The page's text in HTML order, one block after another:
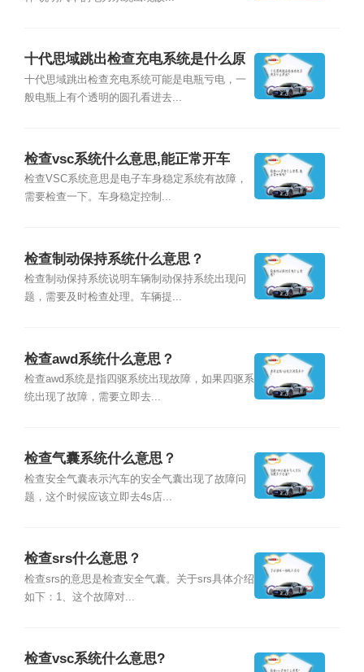
十代思域跳出检查充电系统是什么原
因？
十代思域跳出检查充电系统可能是电瓶亏电，一
般电瓶上有个透明的圆孔看进去...
检查vsc系统什么意思,能正常开车
吗？
检查VSC系统意思是电子车身稳定系统有故障，
需要检查一下。车身稳定控制...
检查制动保持系统什么意思？
检查制动保持系统说明车辆制动保持系统出现问
题，需要及时检查处理。车辆提...
检查awd系统什么意思？
检查awd系统是指四驱系统出现故障，如果四驱系
统出现了故障，需要立即去...
检查气囊系统什么意思？
检查安全气囊表示汽车的安全气囊出现了故障问
题，这个时候应该立即去4s店...
检查srs什么意思？
检查srs的意思是检查安全气囊。关于srs具体介绍
如下：1、这个故障对...
检查vsc系统什么意思?